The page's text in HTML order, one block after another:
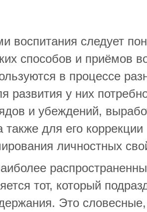
воспитания следует
способов и приёмов
в процессе
развития у них
и убеждений,
также для его
личностных
тот, который
Это